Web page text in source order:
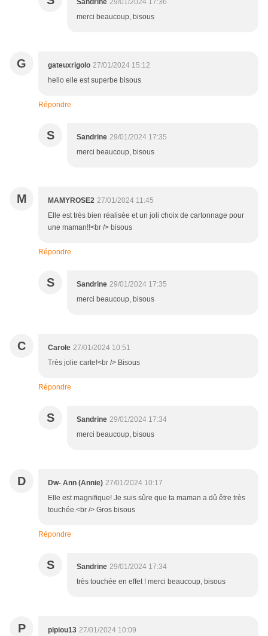
Sandrine 29/01/2024 17:36
merci beaucoup, bisous
G gateuxrigolo 27/01/2024 15:12
hello elle est superbe bisous
Répondre
S Sandrine 29/01/2024 17:35
merci beaucoup, bisous
M MAMYROSE2 27/01/2024 11:45
Elle est très bien réalisée et un joli choix de cartonnage pour
une maman!!<br /> bisous
Répondre
S Sandrine 29/01/2024 17:35
merci beaucoup, bisous
C Carole 27/01/2024 10:51
Très jolie carte!<br /> Bisous
Répondre
S Sandrine 29/01/2024 17:34
merci beaucoup, bisous
D Dw- Ann (Annie) 27/01/2024 10:17
Elle est magnifique! Je suis sûre que ta maman a dû être très
touchée.<br /> Gros bisous
Répondre
S Sandrine 29/01/2024 17:34
très touchée en effet ! merci beaucoup, bisous
P pipiou13 27/01/2024 10:09